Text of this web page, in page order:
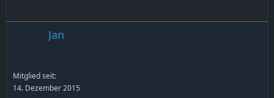
Jan
Mitglied seit:
14. Dezember 2015